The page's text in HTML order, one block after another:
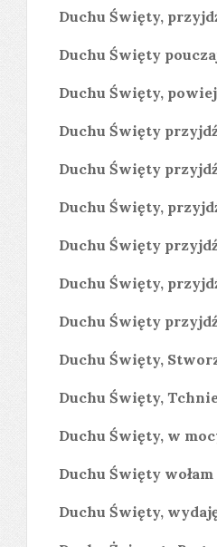
Duchu Święty,
Duchu Święty
Duchu Święty,
Duchu Święty
Duchu Święty
Duchu Święty,
Duchu Święty
Duchu Święty,
Duchu Święty
Duchu Święty,
Duchu Święty,
Duchu Święty, w
Duchu Święty
Duchu Święty,